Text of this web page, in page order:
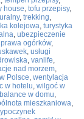
house, tofu przepisy,
, trekking,
kolejowa, turystyka
, ubezpieczenie
ogórków,
, usługi
, vanlife,
nad morzem,
Polsce, wentylacja
w hotelu, wilgoć w
w domu,
mieszkaniowa,